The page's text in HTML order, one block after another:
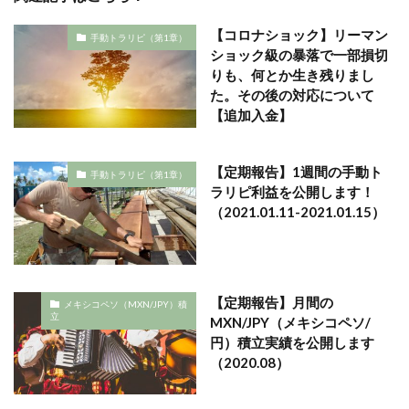
手動トラリピ（第1章）
【コロナショック】リーマン
ショック級の暴落で一部損切
りも、何とか生き残りまし
た。その後の対応について
【追加入金】
手動トラリピ（第1章）
【定期報告】1週間の手動ト
ラリピ利益を公開します！
（2021.01.11-2021.01.15）
メキシコペソ（MXN/JPY）積
立
【定期報告】月間の
MXN/JPY（メキシコペソ/
円）積立実績を公開します
（2020.08）